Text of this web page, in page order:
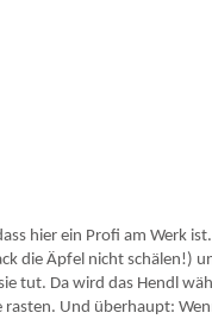
hier ein Profi am Werk
die Äpfel nicht schälen!)
tut. Da wird das Hendl
Und überhaupt: